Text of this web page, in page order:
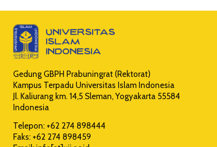
Gedung GBPH Prabuningrat (Rektorat)
Kampus Terpadu Universitas Islam Indonesia
Jl. Kaliurang km. 14,5 Sleman, Yogyakarta 55584
Indonesia
Telepon: +62 274 898444
Faks: +62 274 898459